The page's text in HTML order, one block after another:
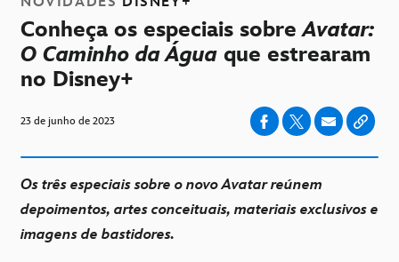
Conheça os especiais sobreAvatar:
O Caminho da Água que estrearam
no Disney+
23 de junho de 2023
Os três especiais sobre o novo Avatar reúnem
depoimentos, artes conceituais, materiais exclusivos e
imagens de bastidores.